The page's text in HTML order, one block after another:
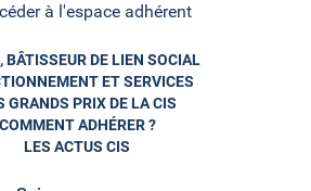
à l'espace adhérent
BÂTISSEUR DE LIEN SOCIAL
ET SERVICES
GRANDS PRIX DE LA CIS
COMMENT ADHÉRER ?
LES ACTUS CIS